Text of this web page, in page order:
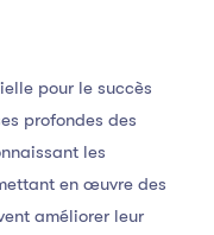
pour le succès
profondes des
les
en œuvre des
améliorer leur